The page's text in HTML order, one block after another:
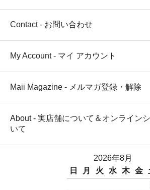
Contact - お問い合わせ
My Account - マイ アカウント
Maii Magazine - メルマガ登録・解除
About - 実店舗について＆オンライン
いて
2026年8月
日
月 火 水 木 金